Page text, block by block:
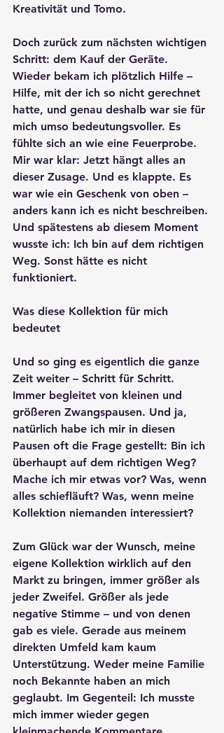
Kreativität und Tomo.
Doch zurück zum nächsten wichtigen
Schritt: dem Kauf der Geräte.
Wieder bekam ich plötzlich Hilfe –
Hilfe, mit der ich so nicht gerechnet
hatte, und genau deshalb war sie für
mich umso bedeutungsvoller. Es
fühlte sich an wie eine Feuerprobe.
Mir war klar: Jetzt hängt alles an
dieser Zusage. Und es klappte. Es
war wie ein Geschenk von oben –
anders kann ich es nicht beschreiben.
Und spätestens ab diesem Moment
wusste ich: Ich bin auf dem richtigen
Weg. Sonst hätte es nicht
funktioniert.
Was diese Kollektion für mich
bedeutet
Und so ging es eigentlich die ganze
Zeit weiter – Schritt für Schritt.
Immer begleitet von kleinen und
größeren Zwangspausen. Und ja,
natürlich habe ich mir in diesen
Pausen oft die Frage gestellt: Bin ich
überhaupt auf dem richtigen Weg?
Mache ich mir etwas vor? Was, wenn
alles schiefläuft? Was, wenn meine
Kollektion niemanden interessiert?
Zum Glück war der Wunsch, meine
eigene Kollektion wirklich auf den
Markt zu bringen, immer größer als
jeder Zweifel. Größer als jede
negative Stimme – und von denen
gab es viele. Gerade aus meinem
direkten Umfeld kam kaum
Unterstützung. Weder meine Familie
noch Bekannte haben an mich
geglaubt. Im Gegenteil: Ich musste
mich immer wieder gegen